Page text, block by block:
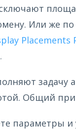
Или же
Placements
задачу
Общий
параметры и